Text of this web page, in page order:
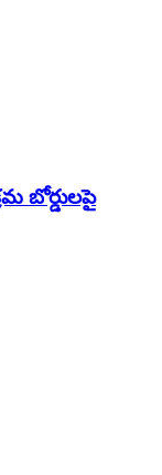
బోర్డులపై